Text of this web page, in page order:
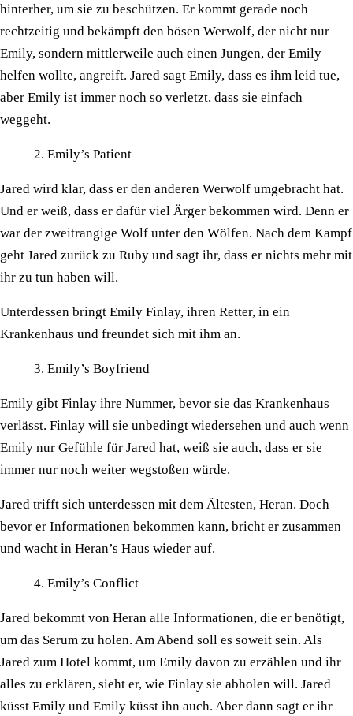
hinterher, um sie zu beschützen. Er kommt gerade noch
rechtzeitig und bekämpft den bösen Werwolf, der nicht nur
Emily, sondern mittlerweile auch einen Jungen, der Emily
helfen wollte, angreift. Jared sagt Emily, dass es ihm leid tue,
aber Emily ist immer noch so verletzt, dass sie einfach
weggeht.
Emily’s Patient
Jared wird klar, dass er den anderen Werwolf umgebracht hat.
Und er weiß, dass er dafür viel Ärger bekommen wird. Denn er
war der zweitrangige Wolf unter den Wölfen. Nach dem Kampf
geht Jared zurück zu Ruby und sagt ihr, dass er nichts mehr mit
ihr zu tun haben will.
Unterdessen bringt Emily Finlay, ihren Retter, in ein
Krankenhaus und freundet sich mit ihm an.
Emily’s Boyfriend
Emily gibt Finlay ihre Nummer, bevor sie das Krankenhaus
verlässt. Finlay will sie unbedingt wiedersehen und auch wenn
Emily nur Gefühle für Jared hat, weiß sie auch, dass er sie
immer nur noch weiter wegstoßen würde.
Jared trifft sich unterdessen mit dem Ältesten, Heran. Doch
bevor er Informationen bekommen kann, bricht er zusammen
und wacht in Heran’s Haus wieder auf.
Emily’s Conflict
Jared bekommt von Heran alle Informationen, die er benötigt,
um das Serum zu holen. Am Abend soll es soweit sein. Als
Jared zum Hotel kommt, um Emily davon zu erzählen und ihr
alles zu erklären, sieht er, wie Finlay sie abholen will. Jared
küsst Emily und Emily küsst ihn auch. Aber dann sagt er ihr